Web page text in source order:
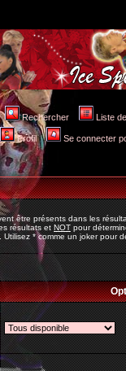
Rechercher Liste
Profil Se connecter
être présents dans les
résultats etNOTpour
* comme un joker pour